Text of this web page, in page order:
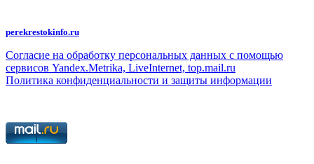
perekrestokinfo.ru
Согласие на обработку персональных данных с помощью
сервисов Yandex.Metrika, LiveInternet, top.mail.ru
Политика конфиденциальности и защиты информации